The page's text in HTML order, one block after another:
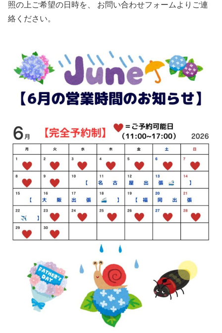
照の上ご希望の日時を、 お問い合わせフォームよりご連
絡ください。